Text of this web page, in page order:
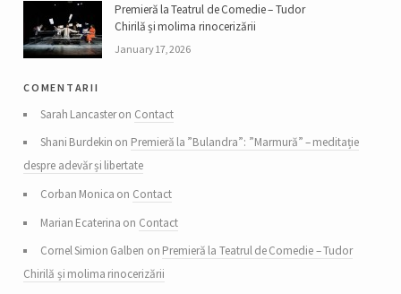
Premieră la Teatrul de Comedie – Tudor
Chirilă și molima rinocerizării
January 17, 2026
comentarii
Sarah Lancaster on Contact
Shani Burdekin on Premieră la ”Bulandra”: ”Marmură” – meditație
despre adevăr și libertate
Corban Monica on Contact
Marian Ecaterina on Contact
Cornel Simion Galben on Premieră la Teatrul de Comedie – Tudor
Chirilă și molima rinocerizării